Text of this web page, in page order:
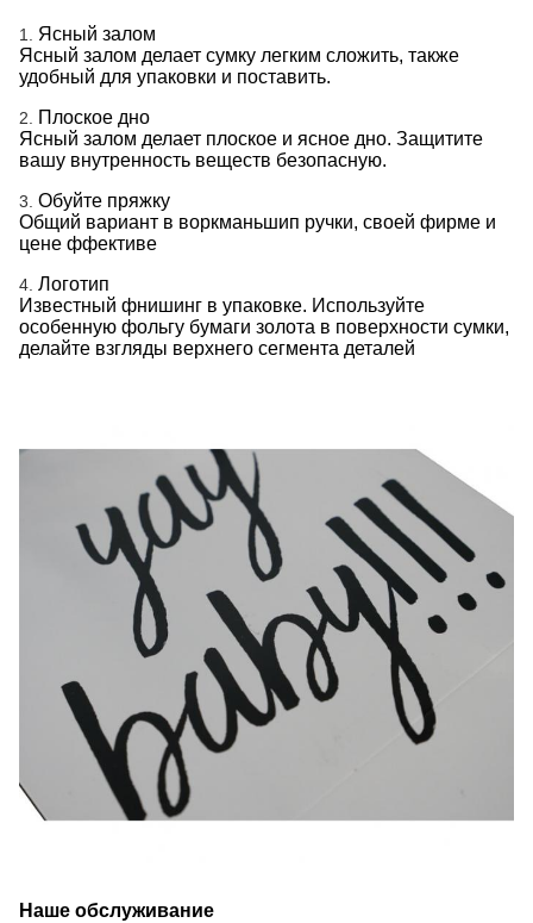
1. Ясный залом
Ясный залом делает сумку легким сложить, также
удобный для упаковки и поставить.
2.
Плоское дно
Ясный залом делает плоское и ясное дно. Защитите
вашу внутренность веществ безопасную.
3. Обуйте пряжку
Общий вариант в воркманьшип ручки, своей фирме и
цене ффективе
4. Логотип
Известный фнишинг в упаковке. Используйте
особенную фольгу бумаги золота в поверхности сумки,
делайте взгляды верхнего сегмента деталей
Наше обслуживание